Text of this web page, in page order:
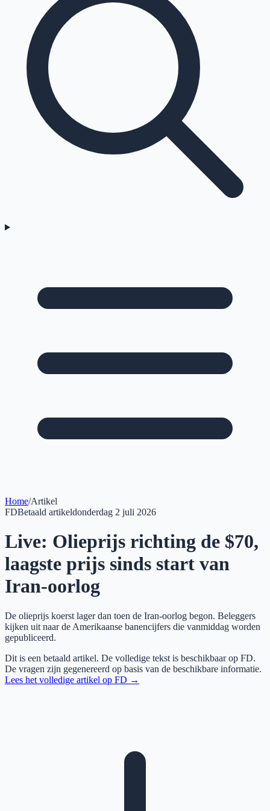
Home/Artikel
FDBetaald artikeldonderdag 2 juli 2026
Live: Olieprijs richting de $70,
laagste prijs sinds start van
Iran-oorlog
De olieprijs koerst lager dan toen de Iran-oorlog begon. Beleggers
kijken uit naar de Amerikaanse banencijfers die vanmiddag worden
gepubliceerd.
Dit is een betaald artikel. De volledige tekst is beschikbaar op FD.
De vragen zijn gegenereerd op basis van de beschikbare informatie.
Lees het volledige artikel op FD →